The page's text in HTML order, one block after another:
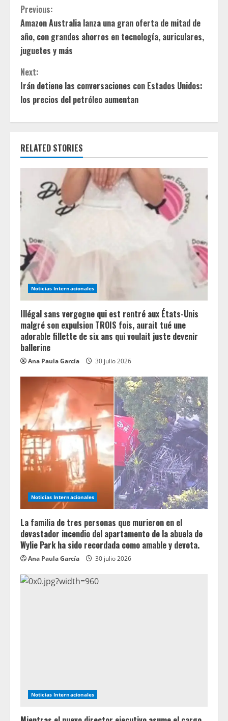
C
o
n
t
i
n
u
e
e
d
i
n
g
Previous:
Amazon Australia lanza una gran oferta de mitad de
año, con grandes ahorros en tecnología, auriculares,
juguetes y más
Next:
Irán detiene las conversaciones con Estados Unidos:
los precios del petróleo aumentan
RELATED STORIES
Noticias Internacionales
Illégal sans vergogne qui est rentré aux États-Unis
malgré son expulsion TROIS fois, aurait tué une
adorable fillette de six ans qui voulait juste devenir
ballerine
Ana Paula García 30 julio 2026
Noticias Internacionales
La familia de tres personas que murieron en el
devastador incendio del apartamento de la abuela de
Wylie Park ha sido recordada como amable y devota.
Ana Paula García 30 julio 2026
Noticias Internacionales